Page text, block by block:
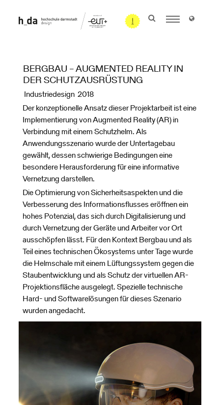
BERGBAU – AUGMENTED REALITY IN
DER SCHUTZAUSRÜSTUNG
Industriedesign 2018
Der konzeptionelle Ansatz dieser Projektarbeit ist eine
Implementierung von Augmented Reality (AR) in
Verbindung mit einem Schutzhelm. Als
Anwendungsszenario wurde der Untertagebau
gewählt, dessen schwierige Bedingungen eine
besondere Herausforderung für eine informative
Vernetzung darstellen.
Die Optimierung von Sicherheitsaspekten und die
Verbesserung des Informationsflusses eröffnen ein
hohes Potenzial, das sich durch Digitalisierung und
durch Vernetzung der Geräte und Arbeiter vor Ort
ausschöpfen lässt. Für den Kontext Bergbau und als
Teil eines technischen Ökosystems unter Tage wurde
die Helmschale mit einem Lüftungssystem gegen die
Staubentwicklung und als Schutz der virtuellen AR-
Projektionsfläche ausgelegt. Spezielle technische
Hard- und Softwarelösungen für dieses Szenario
wurden angedacht.